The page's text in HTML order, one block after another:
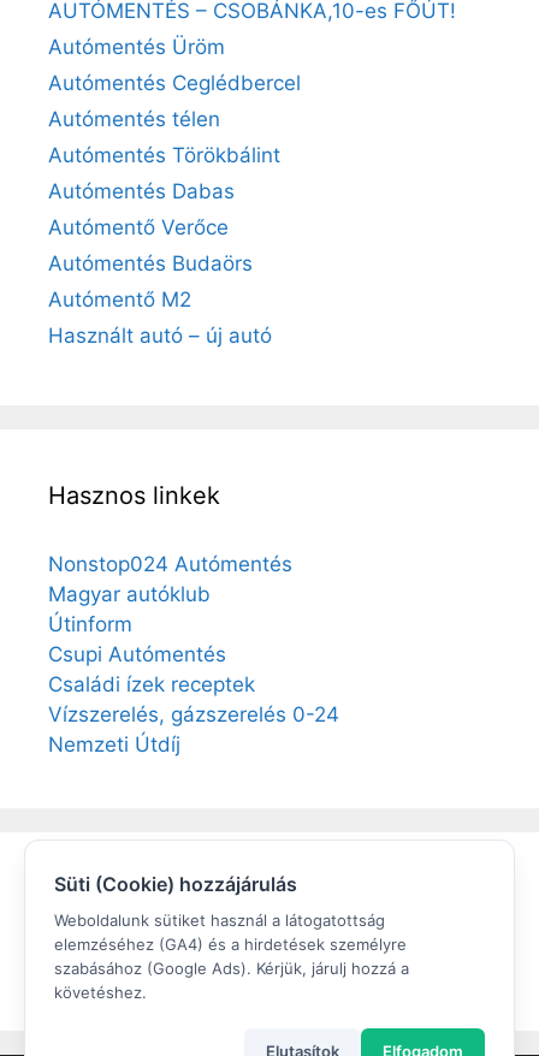
Süti (Cookie) hozzájárulás
Weboldalunk sütiket használ a látogatottság
elemzéséhez (GA4) és a hirdetések személyre
szabásához (Google Ads). Kérjük, járulj hozzá a
követéshez.
Elutasítok Elfogadom
AUTÓMENTÉS – CSOBÁNKA,10-es FŐÚT!
Autómentés Üröm
Autómentés Ceglédbercel
Autómentés télen
Autómentés Törökbálint
Autómentés Dabas
Autómentő Verőce
Autómentés Budaörs
Autómentő M2
Használt autó – új autó
Hasznos linkek
Nonstop024 Autómentés
Magyar autóklub
Útinform
Csupi Autómentés
Családi ízek receptek
Vízszerelés, gázszerelés 0-24
Nemzeti Útdíj
Elégedett volt?
Értékeljen a Google cégem oldalunkon!